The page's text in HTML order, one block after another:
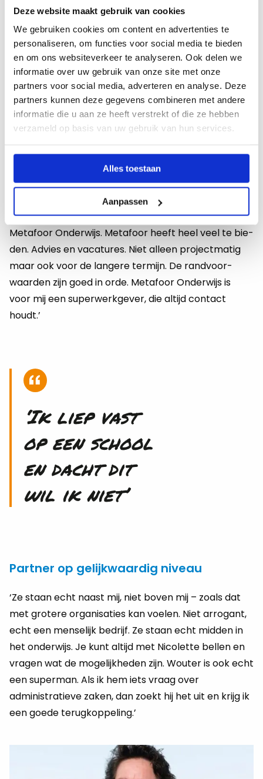
Deze website maakt gebruik van cookies
We gebruiken cookies om content en advertenties te
personaliseren, om functies voor social media te bieden
en om ons websiteverkeer te analyseren. Ook delen we
informatie over uw gebruik van onze site met onze
partners voor social media, adverteren en analyse. Deze
partners kunnen deze gegevens combineren met andere
informatie die u aan ze heeft verstrekt of die ze hebben
verzameld op basis van uw gebruik van hun services.
Alles toestaan
Aanpassen
Metafoor Onderwijs als werkgever
‘Ie­der­een die ‘vast’ zit in een or­ga­ni­sa­tie en open
staat voor een stap opzij, moet in ge­sprek gaan met
Me­ta­foor On­der­wijs. Me­ta­foor heeft heel veel te bie­
den. Ad­vies en va­ca­tu­res. Niet al­leen pro­ject­ma­tig
maar ook voor de lan­ge­re ter­mijn. De rand­voor­
waar­den zijn goed in orde. Me­ta­foor On­der­wijs is
voor mij een su­per­werk­ge­ver, die al­tijd con­tact
houdt.’
‘Ik liep vast
op een school
en dacht dit
wil ik niet’
Partner op gelijkwaardig niveau
‘Ze staan echt naast mij, niet boven mij – zoals dat
met grotere organisaties kan voelen. Niet arrogant,
echt een menselijk bedrijf. Ze staan echt midden in
het onderwijs. Je kunt altijd met Nicolette bellen en
vragen wat de mogelijkheden zijn. Wouter is ook echt
een superman. Als ik hem iets vraag over
administratieve zaken, dan zoekt hij het uit en krijg ik
een goede terugkoppeling.’